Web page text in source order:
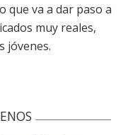
que va a dar paso a
muy reales,
jóvenes.